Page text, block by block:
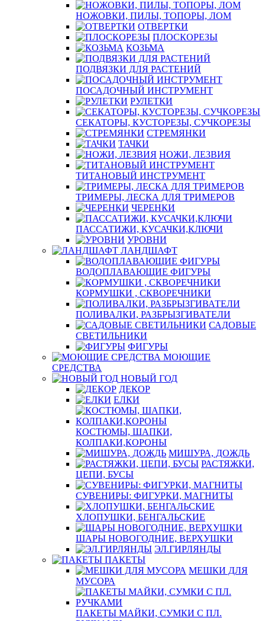
НОЖОВКИ, ПИЛЫ, ТОПОРЫ, ЛОМ
ОТВЕРТКИ
ПЛОСКОРЕЗЫ
КОЗЬМА
ПОДВЯЗКИ ДЛЯ РАСТЕНИЙ
ПОСАДОЧНЫЙ ИНСТРУМЕНТ
РУЛЕТКИ
СЕКАТОРЫ, КУСТОРЕЗЫ, СУЧКОРЕЗЫ
СТРЕМЯНКИ
ТАЧКИ
НОЖИ, ЛЕЗВИЯ
ТИТАНОВЫЙ ИНСТРУМЕНТ
ТРИМЕРЫ, ЛЕСКА ДЛЯ ТРИМЕРОВ
ЧЕРЕНКИ
ПАССАТИЖИ, КУСАЧКИ,КЛЮЧИ
УРОВНИ
ЛАНДШАФТ
ВОДОПЛАВАЮЩИЕ ФИГУРЫ
КОРМУШКИ , СКВОРЕЧНИКИ
ПОЛИВАЛКИ, РАЗБРЫЗГИВАТЕЛИ
САДОВЫЕ
СВЕТИЛЬНИКИ
ФИГУРЫ
МОЮЩИЕ
СРЕДСТВА
НОВЫЙ ГОД
ДЕКОР
ЕЛКИ
КОСТЮМЫ, ШАПКИ,
КОЛПАКИ,КОРОНЫ
МИШУРА, ДОЖДЬ
РАСТЯЖКИ,
ЦЕПИ, БУСЫ
СУВЕНИРЫ: ФИГУРКИ, МАГНИТЫ
ХЛОПУШКИ, БЕНГАЛЬСКИЕ
ШАРЫ НОВОГОДНИЕ, ВЕРХУШКИ
ЭЛ.ГИРЛЯНДЫ
ПАКЕТЫ
МЕШКИ ДЛЯ
МУСОРА
ПАКЕТЫ МАЙКИ, СУМКИ С ПЛ.